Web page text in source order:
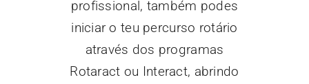
profissional, também podes
iniciar o teu percurso rotário
através dos programas
Rotaract ou Interact, abrindo